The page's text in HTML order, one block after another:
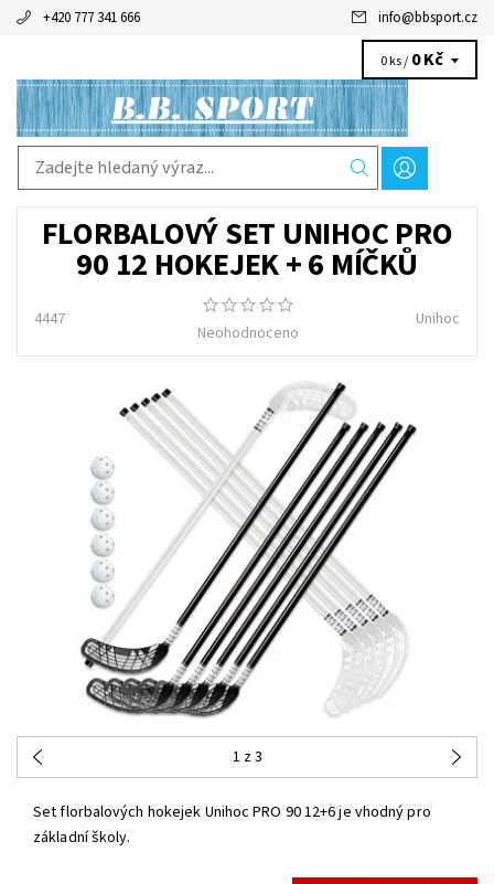
+420 777 341 666 info@bbsport.cz
0 ks / 0 Kč
FLORBALOVÝ SET UNIHOC PRO
90 12 HOKEJEK + 6 MÍČKŮ
4447
Neohodnoceno
Unihoc
1 z 3
Set florbalových hokejek Unihoc PRO 90 12+6 je vhodný pro
základní školy.